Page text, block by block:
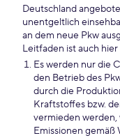
Deutschland
unentgeltlich
an dem neue Pkw
Leitfaden ist auch
Es werden nur die
den Betrieb des
durch die
Kraftstoffes bzw.
vermieden
Emissionen gemäß